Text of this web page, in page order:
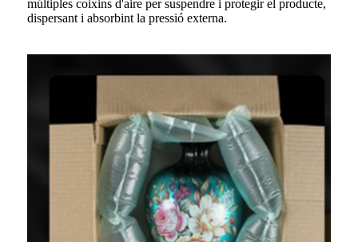
múltiples coixins d'aire per suspendre i protegir el producte,
dispersant i absorbint la pressió externa.